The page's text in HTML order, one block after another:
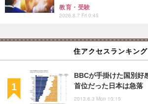
教育・受験
2026.8.7 Fri 0:45
住アクセスランキング
BBCが手掛けた国別好
首位だった日本は急落
2013.6.3 Mon 10:15